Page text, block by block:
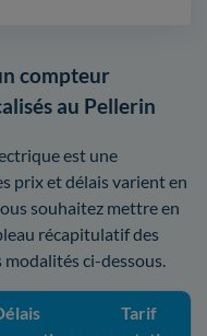
compteur
au Pellerin
est une
prix et délais varient en
souhaitez mettre en
récapitulatif des
ci-dessous.
Tarif